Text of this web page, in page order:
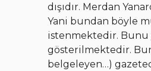
dışıdır. Merdan
Yani bundan böyle
istenmektedir. Bunu
gösterilmektedir.
belgeleyen…)